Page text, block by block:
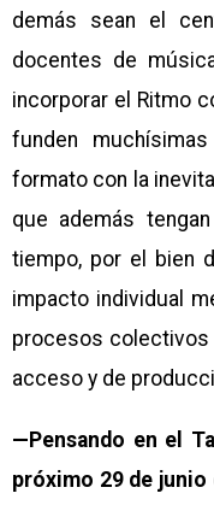
demás sean el
docentes de
incorporar el Ritmo
funden
formato con la
que además
tiempo, por el bien
impacto individual
procesos colectivos
acceso y de
—Pensando en el
próximo 29 de junio